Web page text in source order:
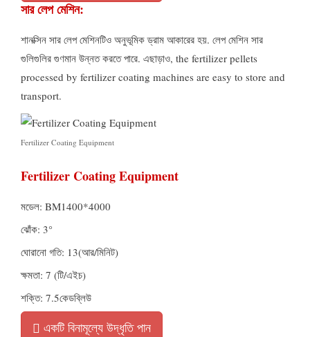
সার লেপ মেশিন:
শানক্সিন সার লেপ মেশিনটিও অনুভূমিক ড্রাম আকারের হয়. লেপ মেশিন সার
গুলিগুলির গুণমান উন্নত করতে পারে. এছাড়াও, the fertilizer pellets
processed by fertilizer coating machines are easy to store and
transport.
Fertilizer Coating Equipment
Fertilizer Coating Equipment
মডেল: BM1400*4000
ঝোঁক: 3°
ঘোরানো গতি: 13(আর/মিনিট)
ক্ষমতা: 7 (টি/এইচ)
শক্তি: 7.5কেডব্লিউ
একটি বিনামূল্যে উদ্ধৃতি পান